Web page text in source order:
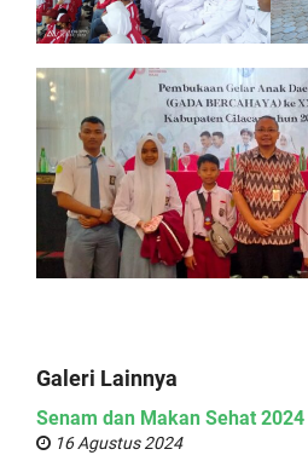
Galeri Lainnya
Senam dan Makan Sehat 2024
16 Agustus 2024